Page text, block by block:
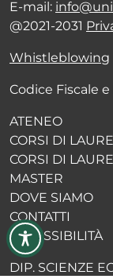
E-mail:
@2021-2031
Whistleblowing
Codice Fiscale
ATENEO
CORSI DI
CORSI DI
MASTER
DOVE SIAMO
CONTATTI
ACCESSIBILITÀ
DIP. SCIENZE